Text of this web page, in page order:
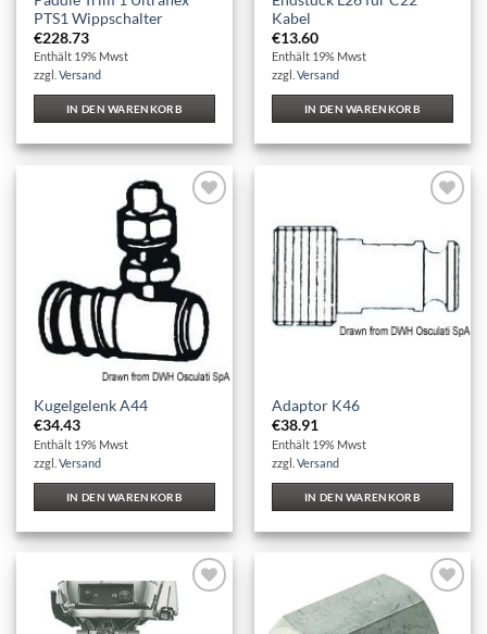
PTS1 Wippschalter
€228.73
Enthält 19% Mwst
zzgl.Versand
IN DEN WARENKORB
Kabel
€13.60
Enthält 19% Mwst
zzgl.Versand
IN DEN WARENKORB
Auf die
Wunschliste
Kugelgelenk A44
€34.43
Enthält 19% Mwst
zzgl.Versand
IN DEN WARENKORB
Adaptor K46
€38.91
Enthält 19% Mwst
zzgl.Versand
IN DEN WARENKORB
Auf die
Wunschliste
Auf die
Wunschliste